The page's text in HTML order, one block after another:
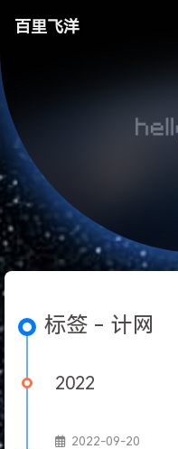
百里飞洋
标签 - 计网
2022
2022-09-20